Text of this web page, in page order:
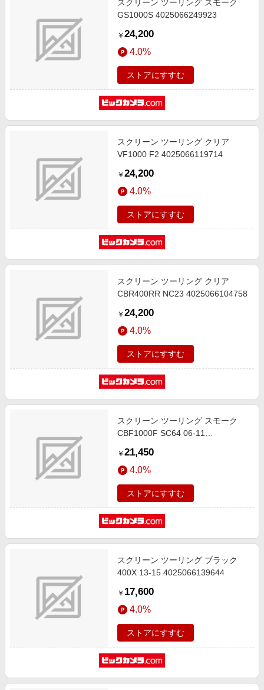
ビジネス・その他サービス
スクリーン ツーリング スモーク
GS1000S 4025066249923
￥ 24,200
4.0%
ストアにすすむ
スクリーン ツーリング クリア
VF1000 F2 4025066119714
￥ 24,200
4.0%
ストアにすすむ
スクリーン ツーリング クリア
CBR400RR NC23 4025066104758
￥ 24,200
4.0%
ストアにすすむ
スクリーン ツーリング スモーク
CBF1000F SC64 06-11
￥ 21,450
4.0%
ストアにすすむ
スクリーン ツーリング ブラック
400X 13-15 4025066139644
￥ 17,600
4.0%
ストアにすすむ